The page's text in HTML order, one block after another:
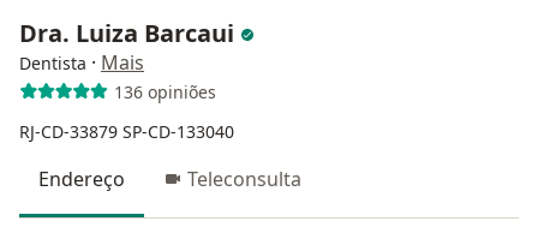
Dra. Luiza Barcaui
Dentista · Mais
136 opiniões
RJ-CD-33879 SP-CD-133040
Endereço Teleconsulta